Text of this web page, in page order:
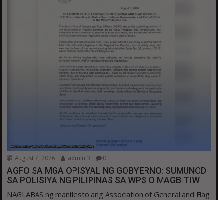
August 7, 2026 admin 3 0
AGFO SA MGA OPISYAL NG GOBYERNO: SUMUNOD
SA POLISIYA NG PILIPINAS SA WPS O MAGBITIW
NAGLABAS ng manifesto ang Association of General and Flag